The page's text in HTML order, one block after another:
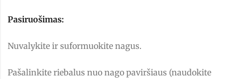
Pasiruošimas:
Nuvalykite ir suformuokite nagus.
Pašalinkite riebalus nuo nago paviršiaus (naudokite